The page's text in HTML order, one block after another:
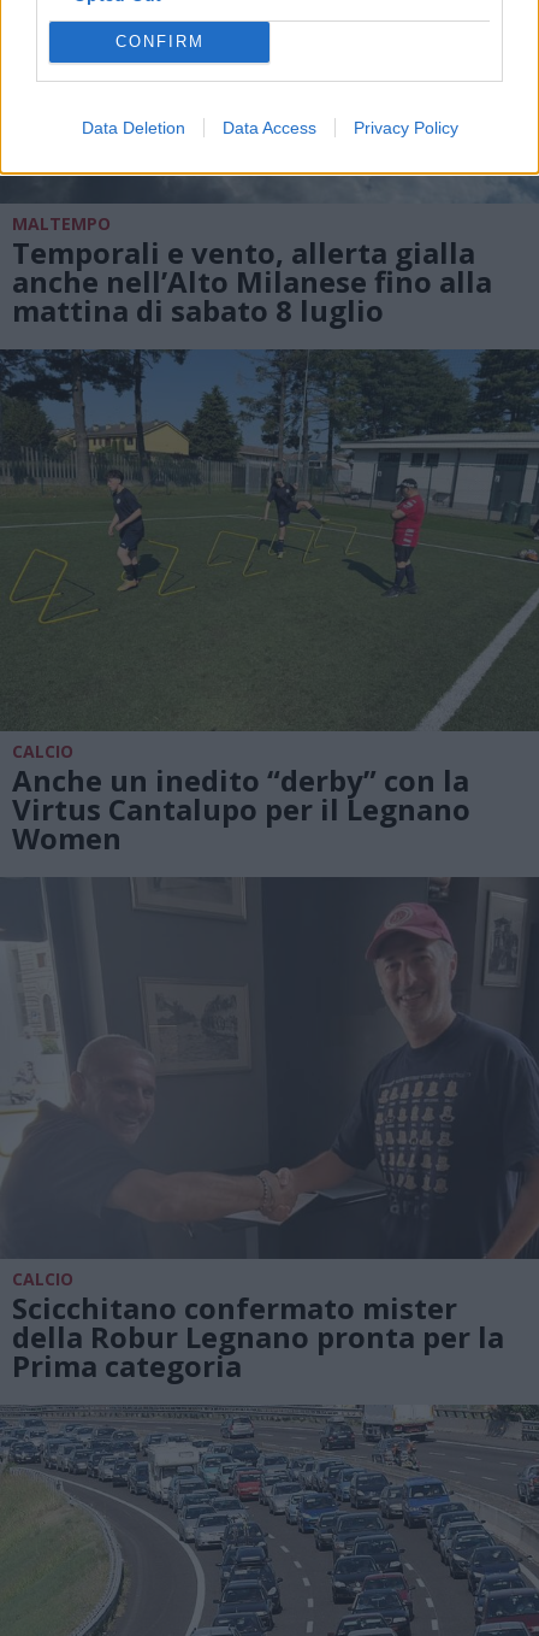
CONFIRM
Data Deletion Data Access Privacy Policy
MALTEMPO
Temporali e vento, allerta gialla
anche nell’Alto Milanese fino alla
mattina di sabato 8 luglio
CALCIO
Anche un inedito “derby” con la
Virtus Cantalupo per il Legnano
Women
CALCIO
Scicchitano confermato mister
della Robur Legnano pronta per la
Prima categoria